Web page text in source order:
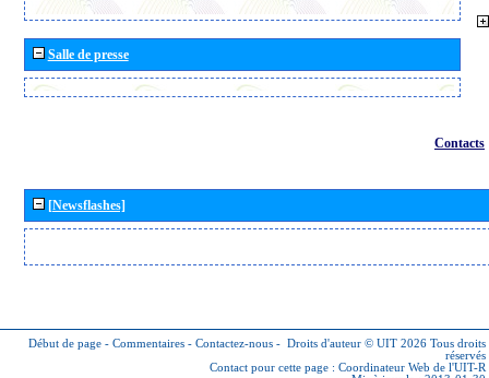
Salle de presse
Contacts
[Newsflashes]
Début de page - Commentaires - Contactez-nous - Droits d'auteur © UIT 2026 Tous droits
réservés
Contact pour cette page : Coordinateur Web de l'UIT-R